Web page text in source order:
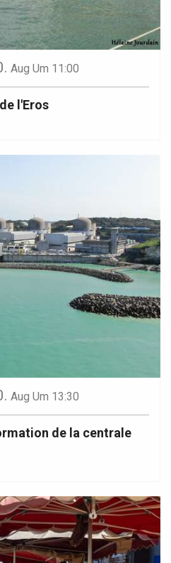
Aug Um 11:00
l'Eros
Aug Um 13:30
de la centrale